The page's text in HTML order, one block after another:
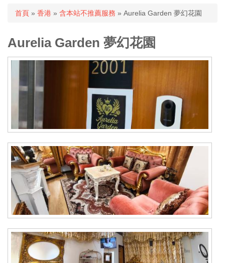
您在這裡
首頁 » 香港 » 含本站不推薦服務 » Aurelia Garden 夢幻花園
Aurelia Garden 夢幻花園